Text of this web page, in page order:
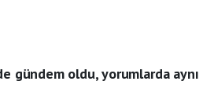
gündem oldu, yorumlarda